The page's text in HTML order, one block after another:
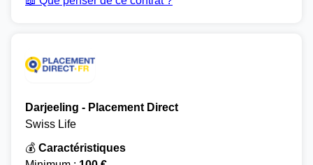
Darjeeling - Placement Direct
Swiss Life
💰 Caractéristiques